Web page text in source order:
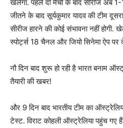
खेलेगा. पहले दो मैचों के बाद सीरीज अब
जीतने के बाद सूर्यकुमार यादव की टीम
सीरीज हारने की कोई संभावना नहीं
स्पोर्ट्स 18 चैनल और जियो सिनेमा ऐप
नौ दिन बाद शुरू हो रही है भारत बनाम
तैयारी की खबर!
और 9 दिन बाद भारतीय टीम का
टेस्ट. विराट कोहली ऑस्ट्रेलिया पहुंच